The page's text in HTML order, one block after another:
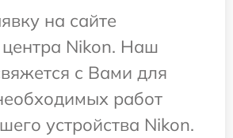
на сайте
центра Nikon. Наш
с Вами для
работ
устройства Nikon.